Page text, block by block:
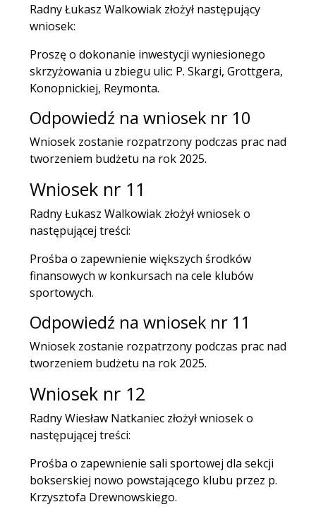
Radny Łukasz Walkowiak złożył następujący
wniosek:
Proszę o dokonanie inwestycji wyniesionego
skrzyżowania u zbiegu ulic: P. Skargi, Grottgera,
Konopnickiej, Reymonta.
Odpowiedź na wniosek nr 10
Wniosek zostanie rozpatrzony podczas prac nad
tworzeniem budżetu na rok 2025.
Wniosek nr 11
Radny Łukasz Walkowiak złożył wniosek o
następującej treści:
Prośba o zapewnienie większych środków
finansowych w konkursach na cele klubów
sportowych.
Odpowiedź na wniosek nr 11
Wniosek zostanie rozpatrzony podczas prac nad
tworzeniem budżetu na rok 2025.
Wniosek nr 12
Radny Wiesław Natkaniec złożył wniosek o
następującej treści:
Prośba o zapewnienie sali sportowej dla sekcji
bokserskiej nowo powstającego klubu przez p.
Krzysztofa Drewnowskiego.